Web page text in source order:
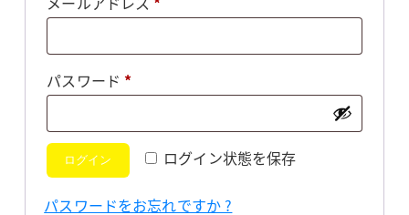
パスワード *必
ログイン状態を保存
ログイン
パスワードをお忘れですか ?